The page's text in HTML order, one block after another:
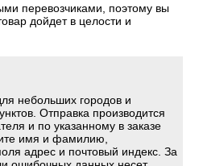
перевозчиками, поэтому вы
дойдет в целости и
небольших городов и
Отправка производится
и по указанному в заказе
имя и фамилию,
адрес и почтовый индекс. За